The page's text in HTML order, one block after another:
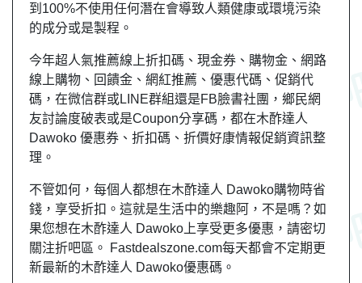
到100%不使用任何潛在會導致人類健康或環境污染
的成分或是製程。
今年超人氣推薦線上折扣碼、現金券、購物金、網路
線上購物、回饋金、網紅推薦、優惠代碼、促銷代
碼，在微信群或LINE群組還是FB臉書社團， 鄉民網
友討論度破表或是Coupon分享碼，都在木酢達人
Dawoko 優惠券、折扣碼、折價好康情報促銷資訊整
理。
不管如何，每個人都想在木酢達人 Dawoko購物時省
錢，享受折扣。這就是生活中的樂趣阿，不是嗎？如
果您想在木酢達人 Dawoko上享受更多優惠，請密切
關注折吧區。 Fastdealszone.com每天都會不定期更
新最新的木酢達人 Dawoko優惠碼。